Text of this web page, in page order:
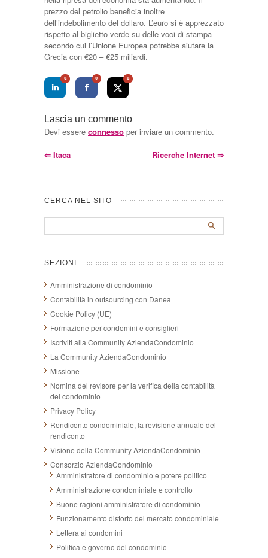
prezzo del petrolio beneficia inoltre
dell’indebolimento del dollaro. L’euro si è apprezzato
rispetto al biglietto verde su delle voci di stampa
secondo cui l’Unione Europea potrebbe aiutare la
Grecia con €20 – €25 miliardi.
0 0 0
Lascia un commento
Devi essere connesso per inviare un commento.
⇐ Itaca Ricerche Internet ⇒
CERCA NEL SITO
SEZIONI
Amministrazione di condominio
Contabilità in outsourcing con Danea
Cookie Policy (UE)
Formazione per condomini e consiglieri
Iscriviti alla Community AziendaCondominio
La Community AziendaCondominio
Missione
Nomina del revisore per la verifica della contabilità
del condominio
Privacy Policy
Rendiconto condominiale, la revisione annuale del
rendiconto
Visione della Community AziendaCondominio
Consorzio AziendaCondominio
Amministratore di condominio e potere politico
Amministrazione condominiale e controllo
Buone ragioni amministratore di condominio
Funzionamento distorto del mercato condominiale
Lettera ai condomini
Politica e governo del condominio